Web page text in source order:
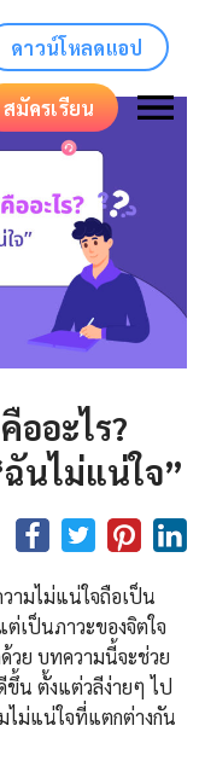
ดาวน์โหลดแอป
สมัครเรียน
ออะไร?
นไม่แน่ใจ”
ามไม่แน่ใจถือเป็น
ต่เป็นภาวะของจิตใจ
วย บทความนี้จะช่วย
ขึ้น ตั้งแต่วลีง่ายๆ ไป
ไม่แน่ใจที่แตกต่างกัน